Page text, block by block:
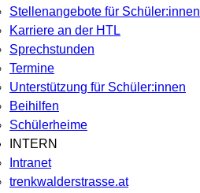
Stellenangebote für Schüler:innen
Karriere an der HTL
Sprechstunden
Termine
Unterstützung für Schüler:innen
Beihilfen
Schülerheime
INTERN
Intranet
trenkwalderstrasse.at